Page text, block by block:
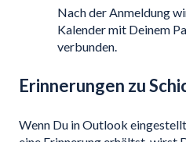
Nach der Anmeldung
Kalender mit Deinem
verbunden.
Erinnerungen zu
Wenn Du in Outlook